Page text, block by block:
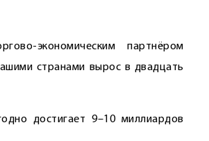
экономическим партнёром
странами вырос в двадцать
достигает 9–10 миллиардов